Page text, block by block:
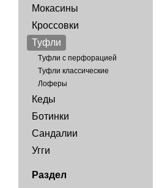
Мокасины
Кроссовки
Туфли
Tуфли с перфорацией
Tуфли классические
Лоферы
Кеды
Ботинки
Сандалии
Угги
Раздел